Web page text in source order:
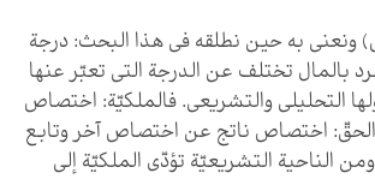
ونعني به حين نطلقه في هذا البحث: درجة
بالمال تختلف عن الدرجة التي تعبّر عنها
التحليلي والتشريعي. فالملكيّة: اختصاص
اختصاص ناتج عن اختصاص آخر وتابع
الناحية التشريعيّة تؤدّي الملكيّة إلى